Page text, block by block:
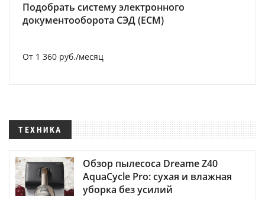
Подобрать систему электронного
документооборота СЭД (ECM)
От 1 360 руб./месяц
ТЕХНИКА
Обзор пылесоса Dreame Z40
AquaCycle Pro: сухая и влажная
уборка без усилий